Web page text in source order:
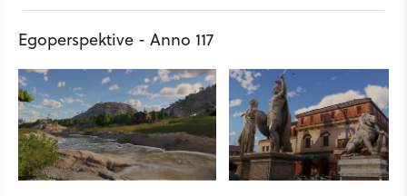
Egoperspektive - Anno 117